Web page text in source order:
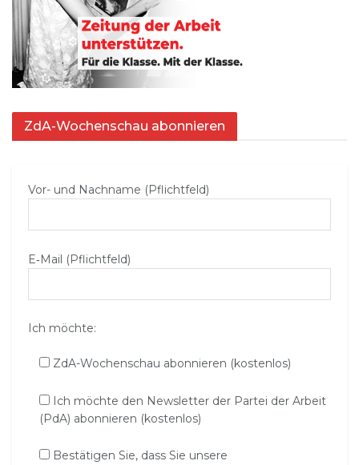
ZdA-Wochenschau abonnieren
Vor- und Nachname (Pflichtfeld)
E‑Mail (Pflichtfeld)
Ich möchte:
ZdA-Wochenschau abonnieren (kostenlos)
Ich möchte den Newsletter der Partei der Arbeit
(PdA) abonnieren (kostenlos)
Bestätigen Sie, dass Sie unsere